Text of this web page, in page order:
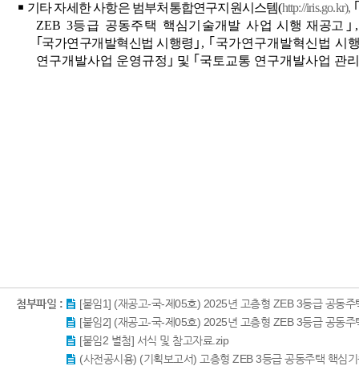
￭ 기타 자세한 사항은 범부처통합연구지원시스템(http://iris.go.kr), ｢
ZEB 3등급 공동주택 핵심기술개발 사업 시행 재공고 ｣
｢ 국가연구개발혁신법 시행령 ｣ , ｢ 국가연구개발혁신법 시
연구개발사업 운영규정 ｣ 및 ｢ 국토교통 연구개발사업 관
첨부파일 :
[붙임1] (재공고-국-제05호) 2025년 고층형 ZEB 3등급 공동
[붙임2] (재공고-국-제05호) 2025년 고층형 ZEB 3등급 공동
[붙임2 별첨] 서식 및 참고자료.zip
(사전공시용) (기획보고서) 고층형 ZEB 3등급 공동주택 핵심